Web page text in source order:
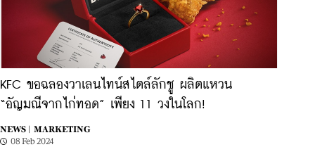
KFC ขอฉลองวาเลนไทน์สไตล์ลักชู ผลิตแหวน
“อัญมณีจากไก่ทอด” เพียง 11 วงในโลก!
NEWS |
MARKETING
08 Feb 2024